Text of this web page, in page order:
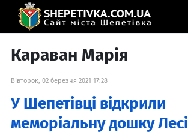
Караван Марія
Вівторок, 02 березня 2021 17:28
У Шепетівці відкрили
меморіальну дошку Лесі